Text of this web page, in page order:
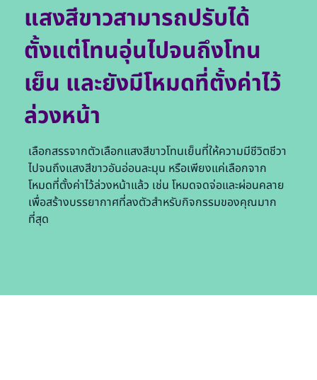
แสงสีขาวสามารถปรับได้
ตั้งแต่โทนอุ่นไปจนถึงโทน
เย็น และยังมีโหมดที่ตั้งค่าไว้
ล่วงหน้า
เลือกสรรจากตัวเลือกแสงสีขาวโทนเย็นที่ให้ความมีชีวิตชีวา
ไปจนถึงแสงสีขาวอันอ่อนละมุน หรือเพียงแค่เลือกจาก
โหมดที่ตั้งค่าไว้ล่วงหน้าแล้ว เช่น โหมดจดจ่อและผ่อนคลาย
เพื่อสร้างบรรยากาศที่ลงตัวสำหรับกิจกรรมของคุณมาก
ที่สุด